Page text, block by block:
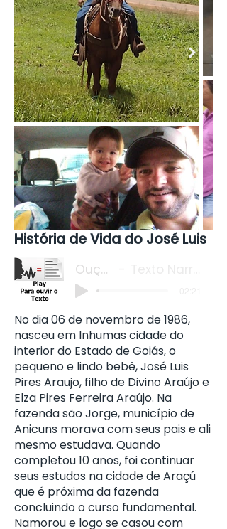
José Luis
História de Vida do José Luis
Ouça o
No dia 06 de novembro de 1986,
nasceu em Inhumas cidade do
interior do Estado de Goiás, o
pequeno e lindo bebê, José Luis
Pires Araujo, filho de Divino Araújo e
Elza Pires Ferreira Araújo. Na
fazenda são Jorge, município de
Anicuns morava com seus pais e ali
mesmo estudava. Quando
completou 10 anos, foi continuar
seus estudos na cidade de Araçú
que é próxima da fazenda
concluindo o curso fundamental.
Namorou e logo se casou com